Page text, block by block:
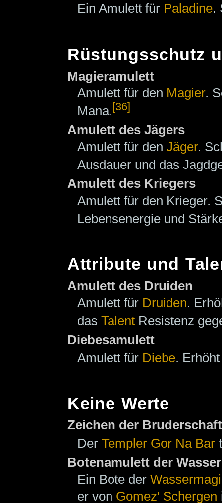
Ein Amulett für Paladine.
Rüstungsschutz
Magieramulett
Amulett für den Magier.
Mana.[36]
Amulett des Jägers
Amulett für den Jäger.
Ausdauer und das
Amulett des Kriegers
Amulett für den Krieger.
Lebensenergie und
Attribute und
Amulett des Druiden
Amulett für Druiden.
das Talent Resistenz
Diebesamulett
Amulett für Diebe.
Keine Werte
Zeichen der Bruderschaft
Der Templer Gor Na Bar
Botenamulett der
Ein Bote der
er von Gomez' Schergen